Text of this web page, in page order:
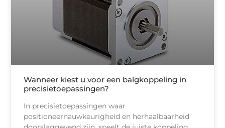
Wanneer kiest u voor een balgkoppeling in
precisietoepassingen?
In precisietoepassingen waar
positioneernauwkeurigheid en herhaalbaarheid